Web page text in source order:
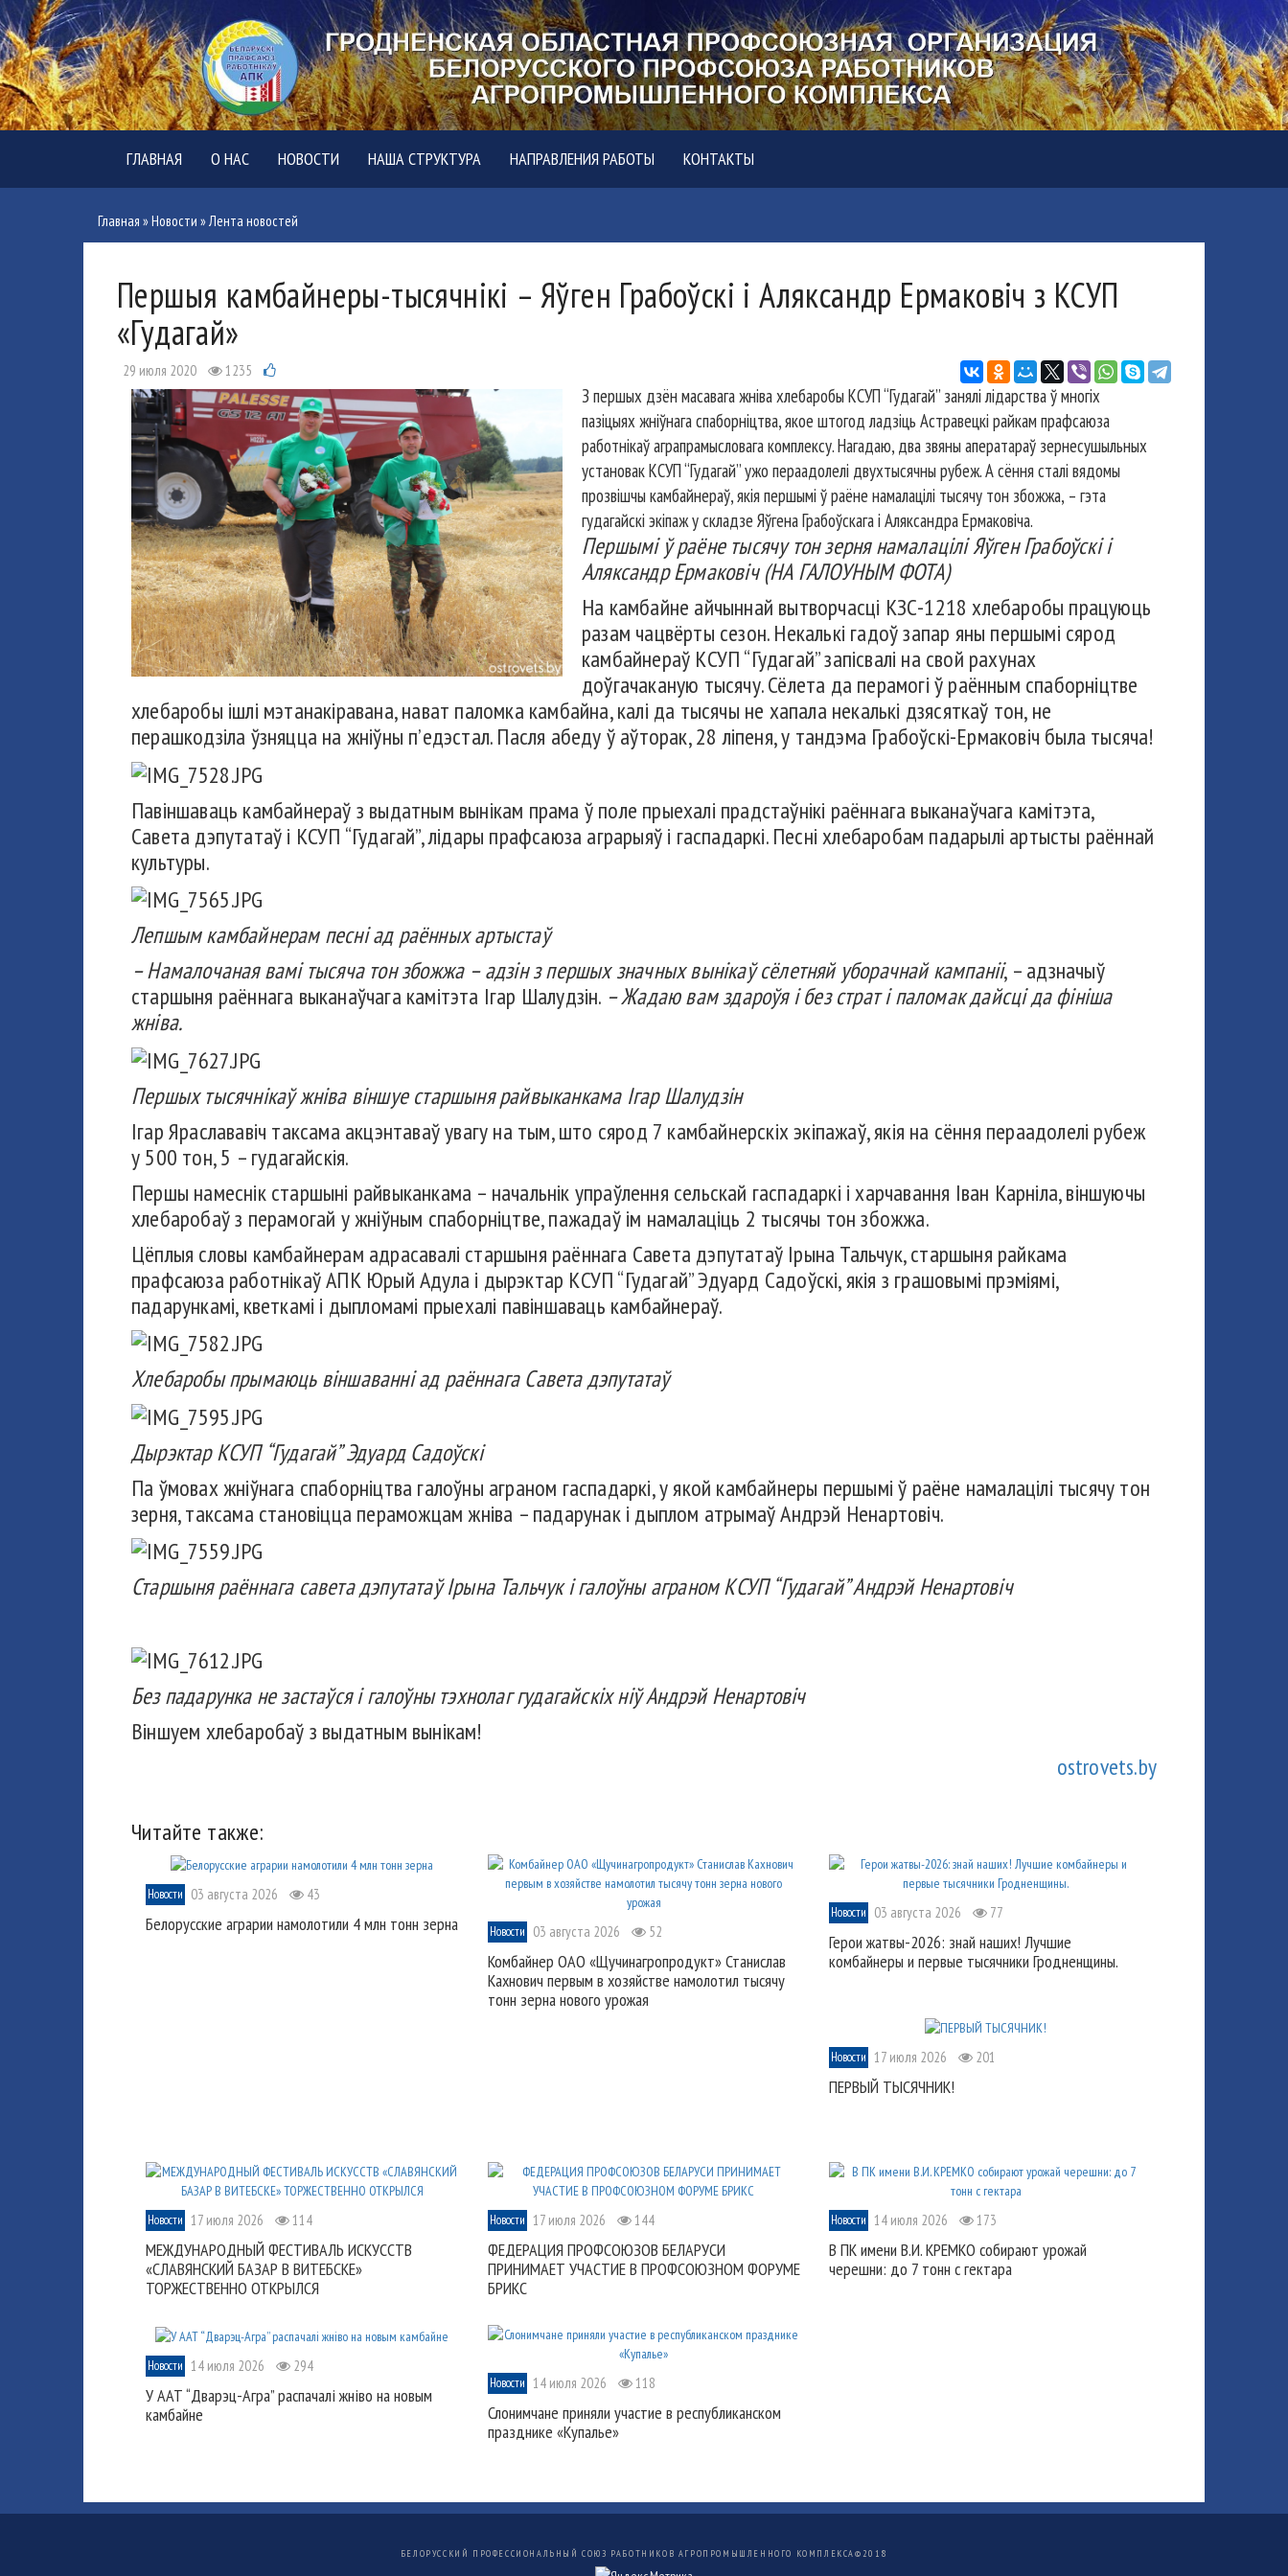
ГЛАВНАЯ О НАС НОВОСТИ НАША СТРУКТУРА НАПРАВЛЕНИЯ РАБОТЫ КОНТАКТЫ
Главная »Новости »Лента новостей
Першыя камбайнеры-тысячнікі – Яўген Грабоўскі і Аляксандр Ермаковіч з КСУП
«Гудагай»
29 июля 2020 1235
З першых дзён масавага жніва хлебаробы КСУП “Гудагай” занялі лідарства ў многіх
пазіцыях жніўнага спаборніцтва, якое штогод ладзіць Астравецкі райкам прафсаюза
работнікаў аграпрамысловага комплексу. Нагадаю, два звяны аператараў зернесушыльных
установак КСУП “Гудагай” ужо пераадолелі двухтысячны рубеж. А сёння сталі вядомы
прозвішчы камбайнераў, якія першымі ў раёне намалацілі тысячу тон збожжа, – гэта
гудагайскі экіпаж у складзе Яўгена Грабоўскага і Аляксандра Ермаковіча.
Першымі ў раёне тысячу тон зерня намалацілі Яўген Грабоўскі і
Аляксандр Ермаковіч (НА ГАЛОУНЫМ ФОТА)
На камбайне айчыннай вытворчасці КЗС-1218 хлебаробы працуюць
разам чацвёрты сезон. Некалькі гадоў запар яны першымі сярод
камбайнераў КСУП “Гудагай” запісвалі на свой рахунах
доўгачаканую тысячу. Сёлета да перамогі ў раённым спаборніцтве
хлебаробы ішлі мэтанакіравана, нават паломка камбайна, калі да тысячы не хапала некалькі дзясяткаў тон, не
перашкодзіла ўзняцца на жніўны п’едэстал. Пасля абеду ў аўторак, 28 ліпеня, у тандэма Грабоўскі-Ермаковіч была тысяча!
Павіншаваць камбайнераў з выдатным вынікам прама ў поле прыехалі прадстаўнікі раённага выканаўчага камітэта,
Савета дэпутатаў і КСУП “Гудагай”, лідары прафсаюза аграрыяў і гаспадаркі. Песні хлебаробам падарылі артысты раённай
культуры.
Лепшым камбайнерам песні ад раённых артыстаў
– Намалочаная вамі тысяча тон збожжа – адзін з першых значных вынікаў сёлетняй уборачнай кампаніі, – адзначыў
старшыня раённага выканаўчага камітэта Ігар Шалудзін. – Жадаю вам здароўя і без страт і паломак дайсці да фініша
жніва.
Першых тысячнікаў жніва віншуе старшыня райвыканкама Ігар Шалудзін
Ігар Яраслававіч таксама акцэнтаваў увагу на тым, што сярод 7 камбайнерскіх экіпажаў, якія на сёння пераадолелі рубеж
у 500 тон, 5 – гудагайскія.
Першы намеснік старшыні райвыканкама – начальнік упраўлення сельскай гаспадаркі і харчавання Іван Карніла, віншуючы
хлебаробаў з перамогай у жніўным спаборніцтве, пажадаў ім намалаціць 2 тысячы тон збожжа.
Цёплыя словы камбайнерам адрасавалі старшыня раённага Савета дэпутатаў Ірына Тальчук, старшыня райкама
прафсаюза работнікаў АПК Юрый Адула і дырэктар КСУП “Гудагай” Эдуард Садоўскі, якія з грашовымі прэміямі,
падарункамі, кветкамі і дыпломамі прыехалі павіншаваць камбайнераў.
Хлебаробы прымаюць віншаванні ад раённага Савета дэпутатаў
Дырэктар КСУП “Гудагай” Эдуард Садоўскі
Па ўмовах жніўнага спаборніцтва галоўны аграном гаспадаркі, у якой камбайнеры першымі ў раёне намалацілі тысячу тон
зерня, таксама становіцца пераможцам жніва – падарунак і дыплом атрымаў Андрэй Ненартовіч.
Старшыня раённага савета дэпутатаў Ірына Тальчук і галоўны аграном КСУП “Гудагай” Андрэй Ненартовіч
Без падарунка не застаўся і галоўны тэхнолаг гудагайскіх ніў Андрэй Ненартовіч
Віншуем хлебаробаў з выдатным вынікам!
ostrovets.by
Читайте также:
Новости 03 августа 2026 43
Белорусские аграрии намолотили 4 млн тонн зерна Новости 03 августа 2026 52
Комбайнер ОАО «Щучинагропродукт» Станислав
Кахнович первым в хозяйстве намолотил тысячу
тонн зерна нового урожая
Новости 03 августа 2026 77
Герои жатвы-2026: знай наших! Лучшие
комбайнеры и первые тысячники Гродненщины.
Новости 17 июля 2026 201
ПЕРВЫЙ ТЫСЯЧНИК!
Новости 17 июля 2026 114
МЕЖДУНАРОДНЫЙ ФЕСТИВАЛЬ ИСКУССТВ
«СЛАВЯНСКИЙ БАЗАР В ВИТЕБСКЕ»
ТОРЖЕСТВЕННО ОТКРЫЛСЯ
Новости 17 июля 2026 144
ФЕДЕРАЦИЯ ПРОФСОЮЗОВ БЕЛАРУСИ
ПРИНИМАЕТ УЧАСТИЕ В ПРОФСОЮЗНОМ ФОРУМЕ
БРИКС
Новости 14 июля 2026 173
В ПК имени В.И. КРЕМКО собирают урожай
черешни: до 7 тонн с гектара
Новости 14 июля 2026 294
У ААТ “Дварэц-Агра” распачалі жніво на новым
камбайне
Новости 14 июля 2026 118
Слонимчане приняли участие в республиканском
празднике «Купалье»
БЕЛОРУССКИЙ ПРОФЕССИОНАЛЬНЫЙ СОЮЗ РАБОТНИКОВ АГРОПРОМЫШЛЕННОГО КОМПЛЕКСА© 2018